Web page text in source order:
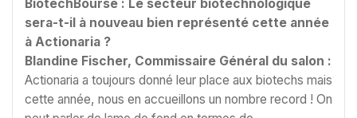
BiotechBourse : Le secteur biotechnologique
sera-t-il à nouveau bien représenté cette année
à Actionaria ?
Blandine Fischer, Commissaire Général du salon :
Actionaria a toujours donné leur place aux biotechs mais
cette année, nous en accueillons un nombre record ! On